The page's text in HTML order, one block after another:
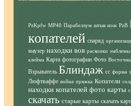
PzKpfw MP40 Парабеллум штык нож PzB
копателей снаряд
маузер находки вов раскопки эмблемы
клейма Карта фотографии Фото
Взрыватель Блиндаж сс форма
Люфтваффе война пряжка Копатели
находки копателей фото карты
скачать старые карты скачать